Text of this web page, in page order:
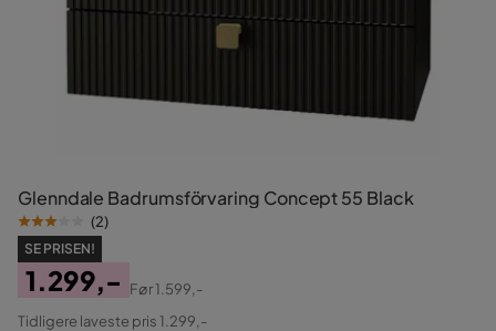
Glenndale Badrumsförvaring Concept 55 Black
(2)
SE PRISEN!
Pris
1.299,-
Original
Før1.599,-
Tidligere laveste pris 1.299,-